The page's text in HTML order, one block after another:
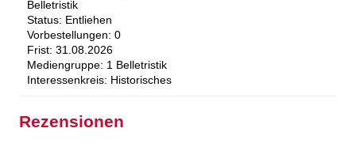
Belletristik
Status: Entliehen
Vorbestellungen: 0
Frist: 31.08.2026
Mediengruppe: 1 Belletristik
Interessenkreis: Historisches
Rezensionen